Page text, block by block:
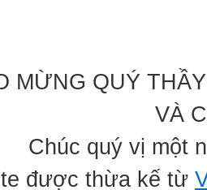
MỪNG QUÝ
VÀ
Chúc quý vị một
được thừa kế từ